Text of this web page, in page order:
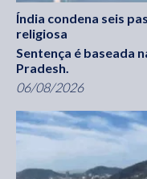
Índia condena seis
religiosa
Sentença é baseada
Pradesh.
06/08/2026